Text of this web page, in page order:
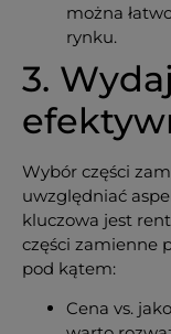
można
rynku.
3.
Wybór części
uwzględniać
kluczowa jest
części zamienne
pod kątem:
Cena vs.